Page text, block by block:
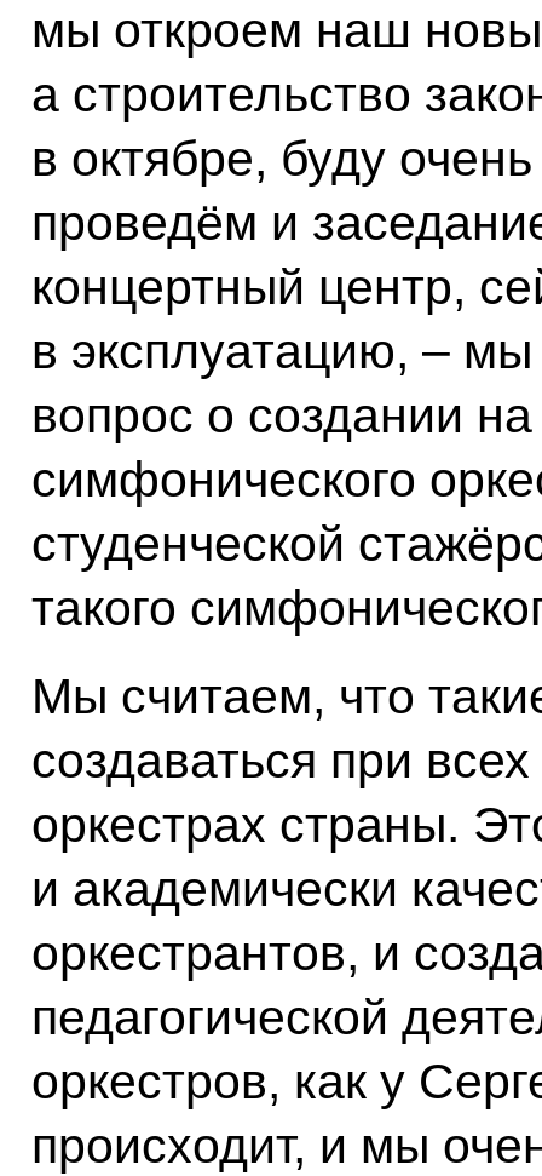
мы откроем наш
а строительство
в октябре, буду
проведём и
концертный центр,
в эксплуатацию, –
вопрос о создании
симфонического
студенческой
такого
Мы считаем, что
создаваться при
оркестрах страны.
и академически
оркестрантов, и
педагогической
оркестров, как у
происходит, и мы